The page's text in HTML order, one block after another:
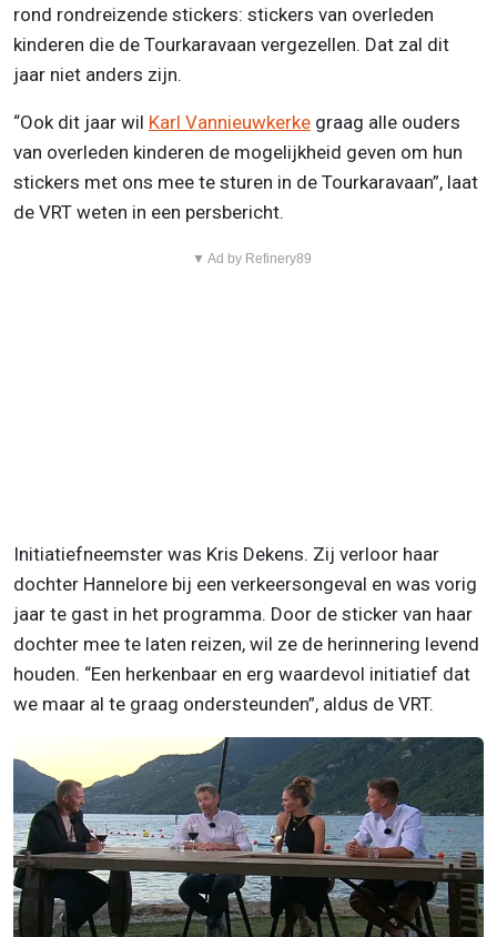
rond rondreizende stickers: stickers van overleden
kinderen die de Tourkaravaan vergezellen. Dat zal dit
jaar niet anders zijn.
“Ook dit jaar wil Karl Vannieuwkerke graag alle ouders
van overleden kinderen de mogelijkheid geven om hun
stickers met ons mee te sturen in de Tourkaravaan”, laat
de VRT weten in een persbericht.
▼ Ad by Refinery89
Initiatiefneemster was Kris Dekens. Zij verloor haar
dochter Hannelore bij een verkeersongeval en was vorig
jaar te gast in het programma. Door de sticker van haar
dochter mee te laten reizen, wil ze de herinnering levend
houden. “Een herkenbaar en erg waardevol initiatief dat
we maar al te graag ondersteunden”, aldus de VRT.